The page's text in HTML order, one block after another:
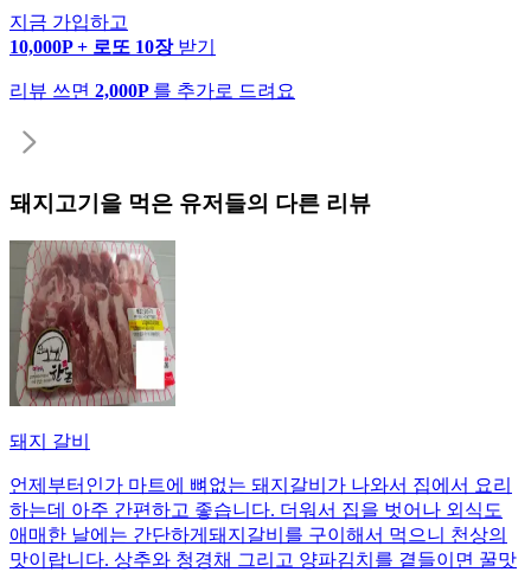
지금 가입하고
10,000P + 로또 10장 받기
리뷰 쓰면 2,000P 를 추가로 드려요
돼지고기 을 먹은 유저들의 다른 리뷰
돼지 갈비
언제부터인가 마트에 뼈없는 돼지갈비가 나와서 집에서 요리
하는데 아주 간편하고 좋습니다. 더워서 집을 벗어나 외식도
애매한 날에는 간단하게돼지갈비를 구이해서 먹으니 천상의
맛이랍니다. 상추와 청경채 그리고 양파김치를 곁들이면 꿀맛